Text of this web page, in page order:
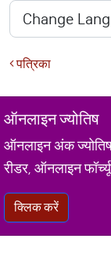
पत्रिका
ऑनलाइन ज्योतिष
ऑनलाइन अंक
रीडर, ऑनलाइन
क्लिक करें